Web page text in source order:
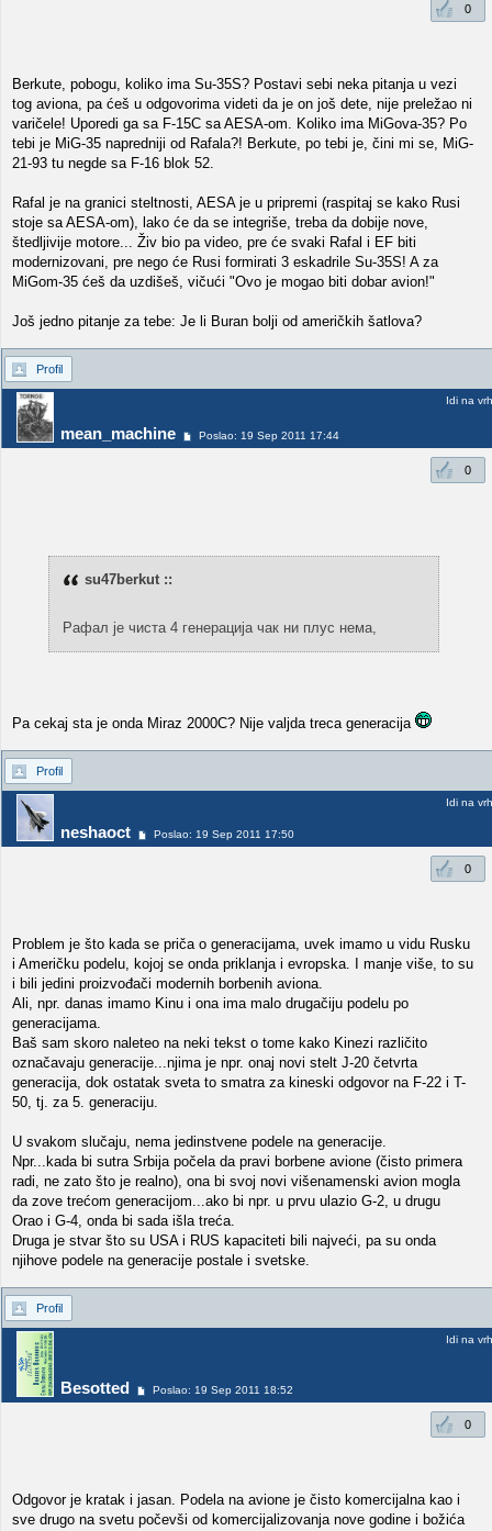
0
Berkute, pobogu, koliko ima Su-35S? Postavi sebi neka pitanja u vezi
tog aviona, pa ćeš u odgovorima videti da je on još dete, nije preležao ni
varičele! Uporedi ga sa F-15C sa AESA-om. Koliko ima MiGova-35? Po
tebi je MiG-35 napredniji od Rafala?! Berkute, po tebi je, čini mi se, MiG-
21-93 tu negde sa F-16 blok 52.
Rafal je na granici steltnosti, AESA je u pripremi (raspitaj se kako Rusi
stoje sa AESA-om), lako će da se integriše, treba da dobije nove,
štedljivije motore... Živ bio pa video, pre će svaki Rafal i EF biti
modernizovani, pre nego će Rusi formirati 3 eskadrile Su-35S! A za
MiGom-35 ćeš da uzdišeš, vičući "Ovo je mogao biti dobar avion!"
Još jedno pitanje za tebe: Je li Buran bolji od američkih šatlova?
Profil
mean_machine Poslao: 19 Sep 2011 17:44
Idi na vrh
0
su47berkut ::
Рафал је чиста 4 генерација чак ни плус нема,
Pa cekaj sta je onda Miraz 2000C? Nije valjda treca generacija
Profil
neshaoct Poslao: 19 Sep 2011 17:50
Idi na vrh
0
Problem je što kada se priča o generacijama, uvek imamo u vidu Rusku
i Američku podelu, kojoj se onda priklanja i evropska. I manje više, to su
i bili jedini proizvođači modernih borbenih aviona.
Ali, npr. danas imamo Kinu i ona ima malo drugačiju podelu po
generacijama.
Baš sam skoro naleteo na neki tekst o tome kako Kinezi različito
označavaju generacije...njima je npr. onaj novi stelt J-20 četvrta
generacija, dok ostatak sveta to smatra za kineski odgovor na F-22 i T-
50, tj. za 5. generaciju.
U svakom slučaju, nema jedinstvene podele na generacije.
Npr...kada bi sutra Srbija počela da pravi borbene avione (čisto primera
radi, ne zato što je realno), ona bi svoj novi višenamenski avion mogla
da zove trećom generacijom...ako bi npr. u prvu ulazio G-2, u drugu
Orao i G-4, onda bi sada išla treća.
Druga je stvar što su USA i RUS kapaciteti bili najveći, pa su onda
njihove podele na generacije postale i svetske.
Profil
Besotted Poslao: 19 Sep 2011 18:52
Idi na vrh
0
Odgovor je kratak i jasan. Podela na avione je čisto komercijalna kao i
sve drugo na svetu počevši od komercijalizovanja nove godine i božića